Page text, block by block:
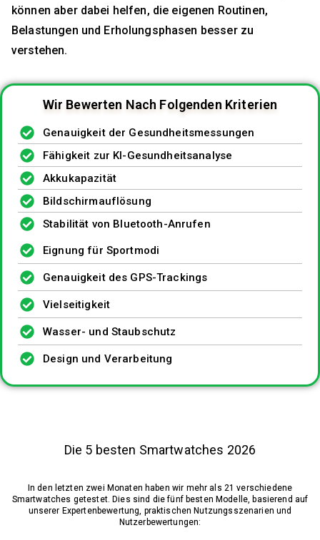
können aber dabei helfen, die eigenen Routinen,
Belastungen und Erholungsphasen besser zu
verstehen.
Wir Bewerten Nach Folgenden Kriterien
Genauigkeit der Gesundheitsmessungen
Fähigkeit zur KI-Gesundheitsanalyse
Akkukapazität
Bildschirmauflösung
Stabilität von Bluetooth-Anrufen
Eignung für Sportmodi
Genauigkeit des GPS-Trackings
Vielseitigkeit
Wasser- und Staubschutz
Design und Verarbeitung
Die 5 besten Smartwatches 2026
In den letzten zwei Monaten haben wir mehr als 21 verschiedene
Smartwatches getestet. Dies sind die fünf besten Modelle, basierend auf
unserer Expertenbewertung, praktischen Nutzungsszenarien und
Nutzerbewertungen: